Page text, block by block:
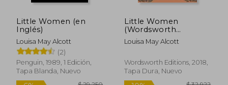
10%
dcto.
10%
dcto.
Little Women (en
Inglés)
Louisa May Alcott
(2)
Penguin, 1989, 1 Edición,
Tapa Blanda, Nuevo
Little Women
(Wordsworth
Collector'S Editions)
(en Inglés)
Louisa May Alcott
Wordsworth Editions, 2018,
Tapa Dura, Nuevo